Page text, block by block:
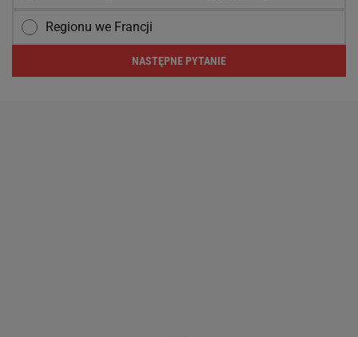
Regionu we Francji
NASTĘPNE PYTANIE